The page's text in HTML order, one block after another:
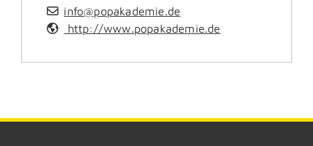
info@popakademie.de
http://www.popakademie.de